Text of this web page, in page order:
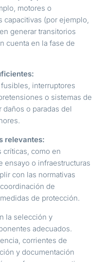
motores o
capacitivas (por ejemplo,
generar transitorios
cuenta en la fase de
interruptores
o sistemas de
o paradas del
relevantes:
críticas, como en
ensayo o infraestructuras
con las normativas
de
de protección.
la selección y
adecuados.
corrientes de
y documentación